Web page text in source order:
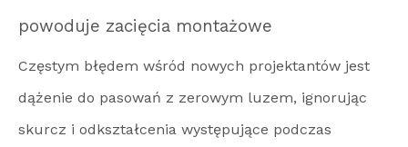
powoduje zacięcia montażowe
Częstym błędem wśród nowych projektantów jest
dążenie do pasowań z zerowym luzem, ignorując
skurcz i odkształcenia występujące podczas